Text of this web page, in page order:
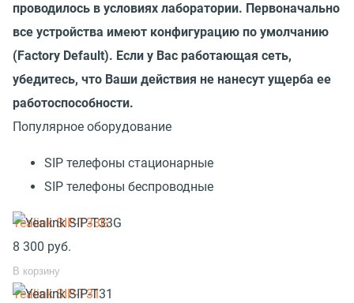
проводилось в условиях лаборатории. Первоначально
все устройства имеют конфигурацию по умолчанию
(Factory Default). Если у Вас работающая сеть,
убедитесь, что Ваши действия не нанесут ущерба ее
работоспособности.
Популярное оборудование
SIP телефоны стационарные
SIP телефоны беспроводные
Yealink SIP-T33G
8 300 руб.
В корзину
Yealink SIP-T31